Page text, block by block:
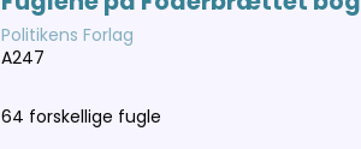
Politikens Forlag
A247
64 forskellige fugle